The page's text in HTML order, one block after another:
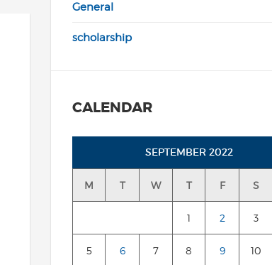
General
scholarship
CALENDAR
SEPTEMBER 2022
M T W T F S
1 2 3
5 6 7 8 9 10